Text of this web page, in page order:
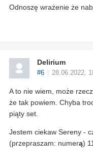
Odnoszę wrażenie że
Delirium
#6 28.06.2022,
A to nie wiem, może
że tak powiem. Chyba
piąty set.
Jestem ciekaw Sereny -
(przepraszam: numerą)